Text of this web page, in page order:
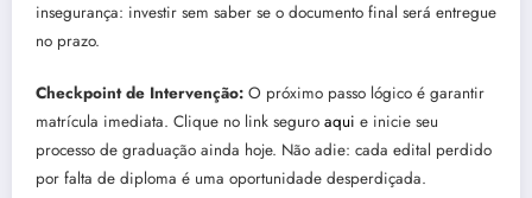
insegurança: investir sem saber se o documento final será entregue
no prazo.
Checkpoint de Intervenção: O próximo passo lógico é garantir
matrícula imediata. Clique no link seguro aqui e inicie seu
processo de graduação ainda hoje. Não adie: cada edital perdido
por falta de diploma é uma oportunidade desperdiçada.